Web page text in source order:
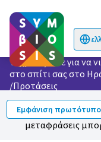
Τι χρειάζεστε για να
στο σπίτι σας στο
/Προτάσεις
Εμφάνιση
μεταφράσεις